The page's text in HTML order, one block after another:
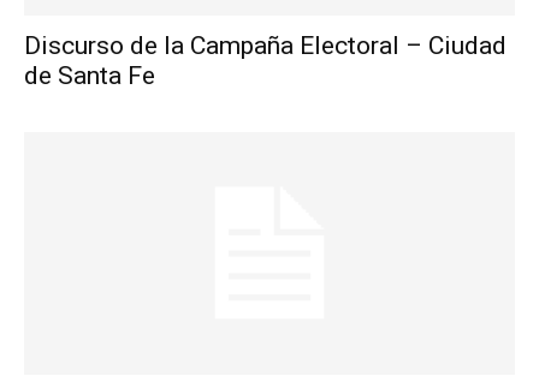
Discurso de la Campaña Electoral – Ciudad
de Santa Fe